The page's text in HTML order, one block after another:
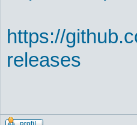
https://
releases